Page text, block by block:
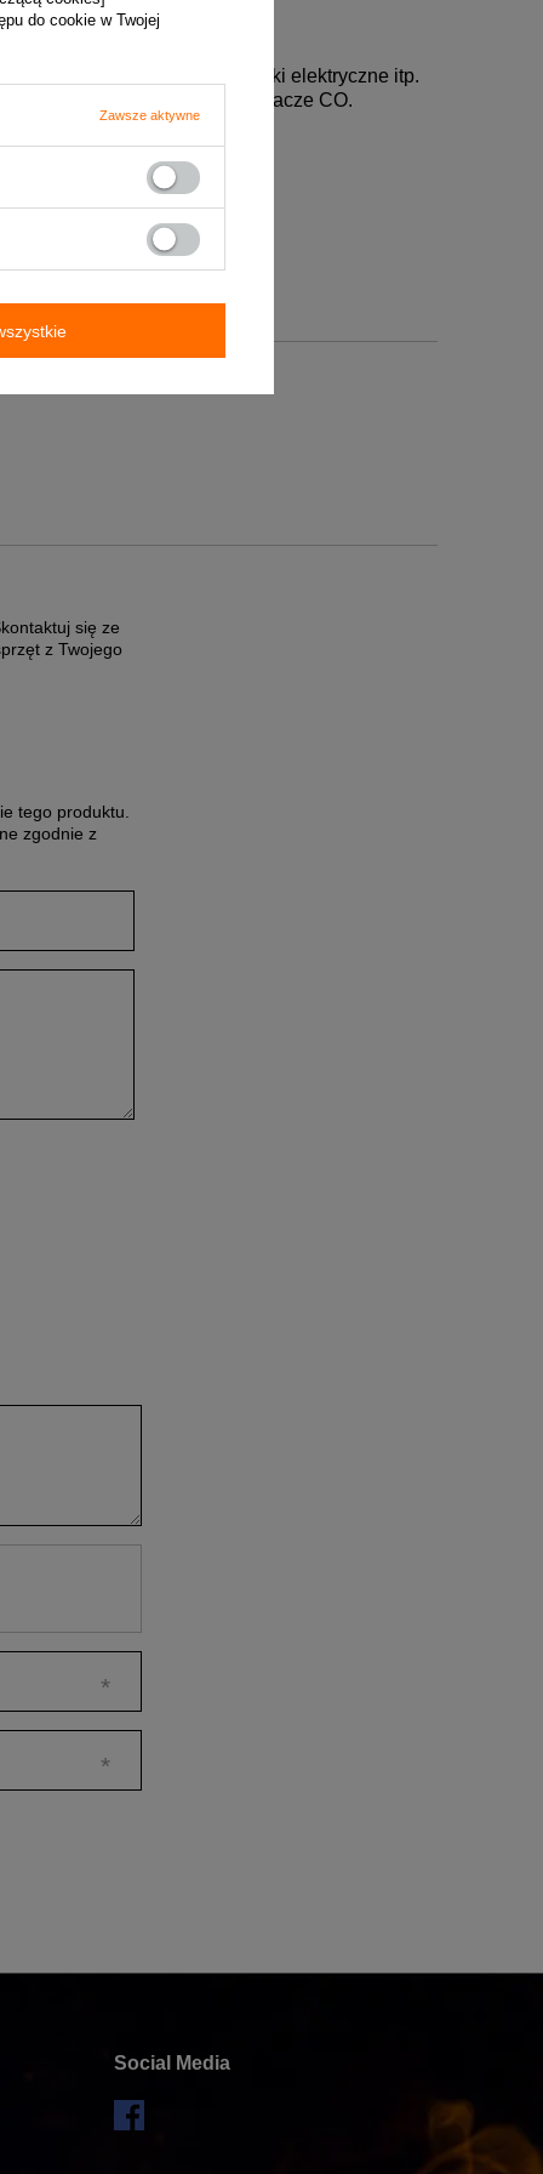
wodomierze, liczniki elektryczne itp.
rozdzielnie np. rozdzielacze CO.
się ze
z Twojego
tego produktu.
zgodnie z
Social Media
do cookie w Twojej
Zawsze aktywne